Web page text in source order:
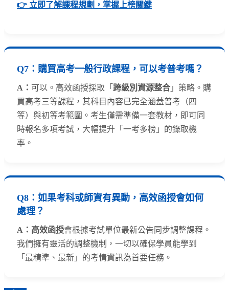
👉 立即了解課程規劃，掌握上榜關鍵
Q7： 購買高考一般行政課程，可以考普考嗎？
A： 可以。高效函授採取「 跨級別資源整合 」策略。購
買高考三等課程，其科目內容已完全涵蓋普考（四
等）與初等考範圍。考生僅需準備一套教材，即可同
時報名多項考試，大幅提升「一考多榜」的錄取機
率。
Q8： 如果考科或師資有異動，高效函授會如何
處理？
A：高效函授會根據考試單位最新公告同步調整課程。
我們擁有靈活的調整機制，一切以確保學員能學到
「最精準、最新」的考情資訊為首要任務。